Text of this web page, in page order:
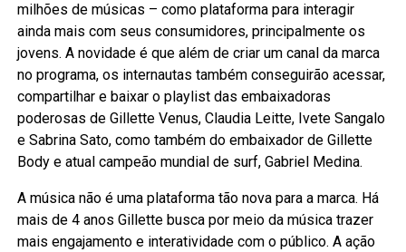
milhões de músicas – como plataforma para interagir
ainda mais com seus consumidores, principalmente os
jovens. A novidade é que além de criar um canal da marca
no programa, os internautas também conseguirão acessar,
compartilhar e baixar o playlist das embaixadoras
poderosas de Gillette Venus, Claudia Leitte, Ivete Sangalo
e Sabrina Sato, como também do embaixador de Gillette
Body e atual campeão mundial de surf, Gabriel Medina.
A música não é uma plataforma tão nova para a marca. Há
mais de 4 anos Gillette busca por meio da música trazer
mais engajamento e interatividade com o público. A ação